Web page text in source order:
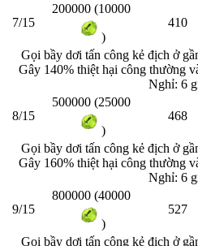
7/15
200000 (10000
)
410
Gọi bầy dơi tấn công kẻ địch ở
Gây 140% thiệt hại công thường
Nghỉ: 6
8/15
500000 (25000
)
468
Gọi bầy dơi tấn công kẻ địch ở
Gây 160% thiệt hại công thường
Nghỉ: 6
9/15
800000 (40000
)
527
Gọi bầy dơi tấn công kẻ địch ở